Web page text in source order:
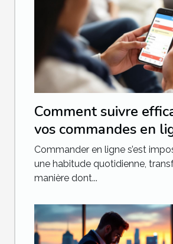
Comment suivre
vos commandes en
Commander en ligne s’est
une habitude quotidienne,
manière dont...